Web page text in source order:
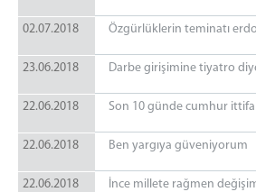
02.07.2018 Özgürlüklerin teminatı
23.06.2018 Darbe girişimine tiyatro
22.06.2018 Son 10 günde cumhur
22.06.2018 Ben yargıya güveniyorum
22.06.2018 İnce millete rağmen